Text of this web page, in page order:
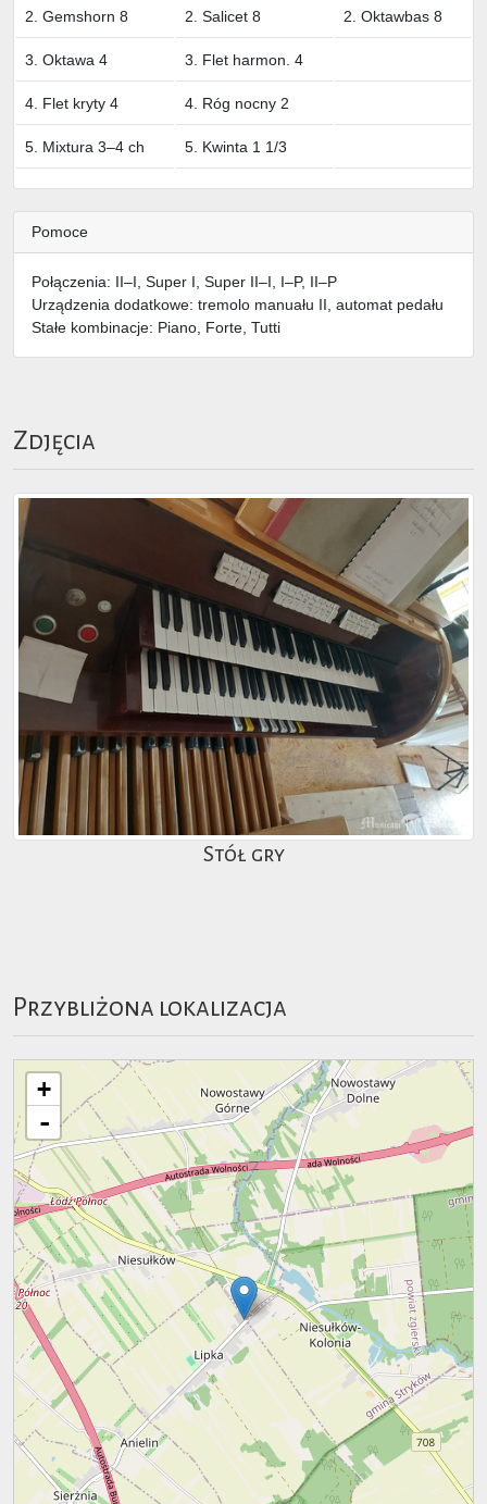
2. Gemshorn 8 2. Salicet 8 2. Oktawbas 8
3. Oktawa 4 3. Flet harmon. 4
4. Flet kryty 4 4. Róg nocny 2
5. Mixtura 3–4 ch 5. Kwinta 1 1/3
Pomoce
Połączenia: II–I, Super I, Super II–I, I–P, II–P
Urządzenia dodatkowe: tremolo manuału II, automat pedału
Stałe kombinacje: Piano, Forte, Tutti
Zdjęcia
Stół gry
Przybliżona lokalizacja
+
-